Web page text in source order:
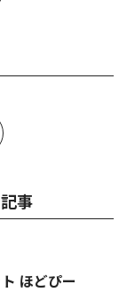
事
ト ほどぴー